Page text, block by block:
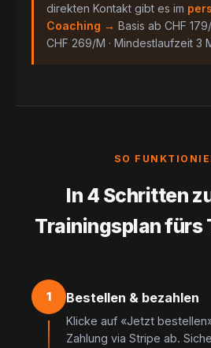
direkten Kontakt gibt es im
Coaching → Basis ab CHF
CHF 269/M · Mindestlaufzeit 3
SO
In 4 Schritten
Trainingsplan fürs
1 Bestellen & bezahlen
Klicke auf «Jetzt
Zahlung via Stripe ab.